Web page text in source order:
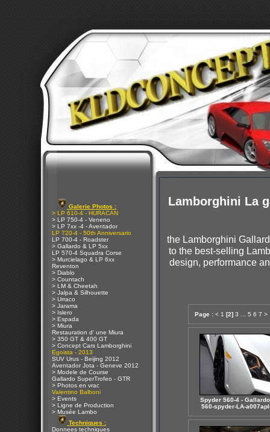
Galerie Photos :
> LP 610-4 - HURACAN
> LP 750-4 - Veneno
> LP 7xx -4 - Aventador
LP 720-4 - 50th Anniversario
LP 700-4 - Roadster
> Gallardo & LP 5xx
LP 570-4 Squadra Corse
> Murcielago & LP 6xx
Reventon
> Diablo
> Countach
> LM & Cheetah
> Jalpa & Silhouette
> Urraco
> Jarama
> Islero
> Espada
> Miura
Restauration d' une Miura
> 350 GT & 400 GT
> Concept Cars Lamborghini
Egoista - 2013
SUV Urus - Beijing 2012
Aventador Jota - Geneve 2012
> Modele de Course
Gallardo SuperTrofeo - GTR
> Photos en vrac
Valentino Balboni
> Events
> Ligne de Production
> Musée Lambo
Techniques :
Donnees techniques
Lamborghini La
the Lamborghini
to the best-selling
design, performance
Page : < 1 [2] 3 5 6 7 >
Spyder 560-4 -
560-spyder-LA-